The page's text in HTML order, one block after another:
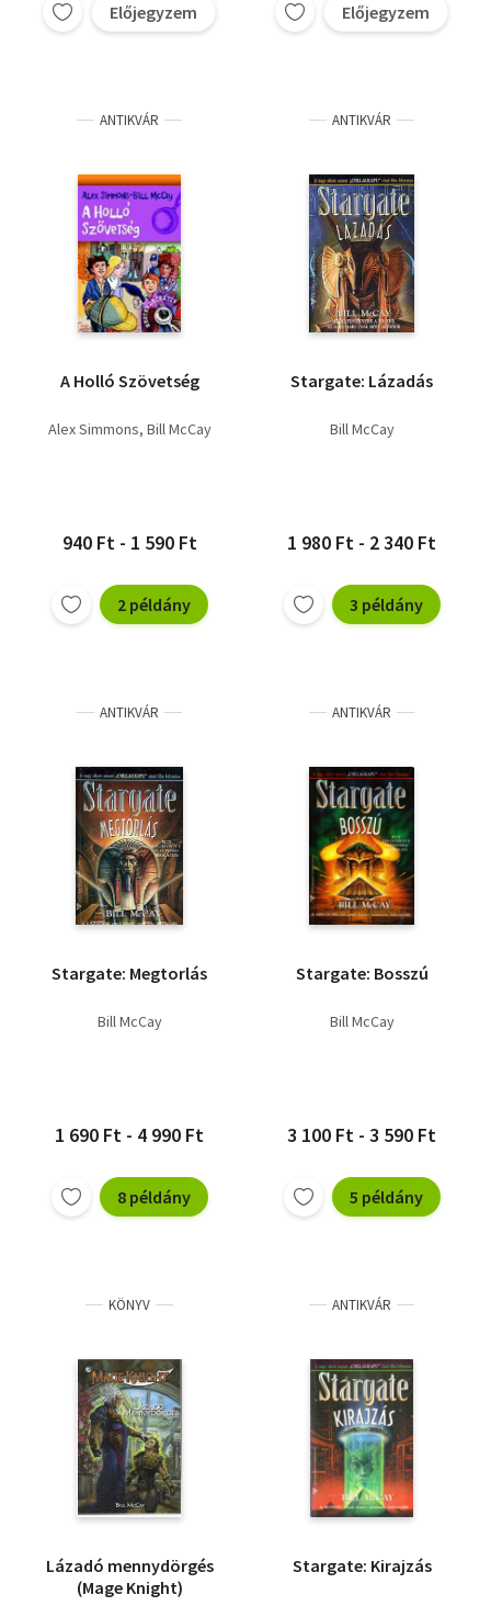
Előjegyzem Előjegyzem
ANTIKVÁR
A Holló Szövetség
Alex Simmons Bill McCay
940 Ft - 1 590 Ft
2 példány
ANTIKVÁR
Stargate: Lázadás
Bill McCay
1 980 Ft - 2 340 Ft
3 példány
ANTIKVÁR
Stargate: Megtorlás
Bill McCay
1 690 Ft - 4 990 Ft
8 példány
ANTIKVÁR
Stargate: Bosszú
Bill McCay
3 100 Ft - 3 590 Ft
5 példány
KÖNYV
Lázadó mennydörgés
(Mage Knight)
ANTIKVÁR
Stargate: Kirajzás